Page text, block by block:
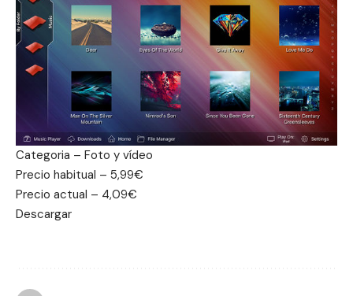
Categoria – Foto y vídeo
Precio habitual – 5,99€
Precio actual – 4,09€
Descargar